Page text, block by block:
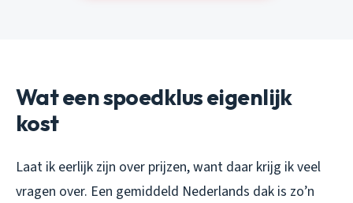
Wat een spoedklus eigenlijk
kost
Laat ik eerlijk zijn over prijzen, want daar krijg ik veel
vragen over. Een gemiddeld Nederlands dak is zo’n